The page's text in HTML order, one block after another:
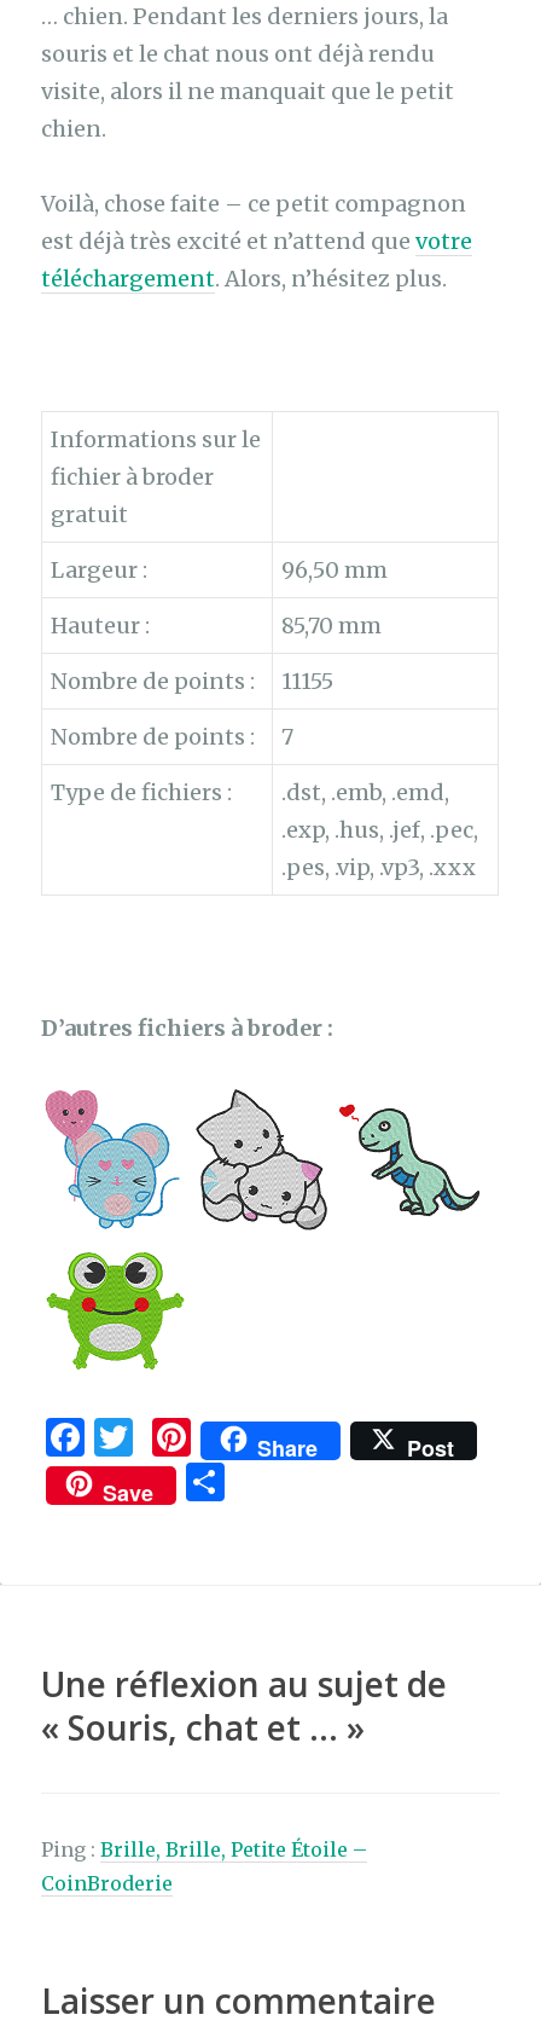
… chien. Pendant les derniers jours, la
souris et le chat nous ont déjà rendu
visite, alors il ne manquait que le petit
chien.
Voilà, chose faite – ce petit compagnon
est déjà très excité et n’attend quevotre
téléchargement. Alors, n’hésitez plus.
Informations sur le
fichier à broder
gratuit
Largeur :
96,50 mm
Hauteur :
85,70 mm
Nombre de points :
11155
Nombre de points :
7
Type de fichiers :
.dst, .emb, .emd,
.exp, .hus, .jef, .pec,
.pes, .vip, .vp3, .xxx
D’autres fichiers à broder :
F
a
c
o
k
T
w
it
Pi
n
te
Share
Post
Save
Une réflexion au sujet de
« Souris, chat et … »
Ping :Brille, Brille, Petite Étoile –
CoinBroderie
Laisser un commentaire